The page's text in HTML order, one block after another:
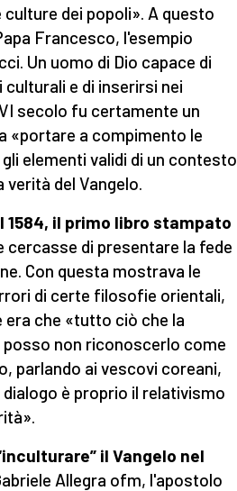
dei popoli». A questo
Francesco, l'esempio
Un uomo di Dio capace di
e di inserirsi nei
secolo fu certamente un
«portare a compimento le
elementi validi di un contesto
del Vangelo.
il primo libro stampato
cercasse di presentare la fede
Con questa mostrava le
di certe filosofie orientali,
che «tutto ciò che la
non riconoscerlo come
parlando ai vescovi coreani,
è proprio il relativismo
il Vangelo nel
Allegra ofm, l'apostolo